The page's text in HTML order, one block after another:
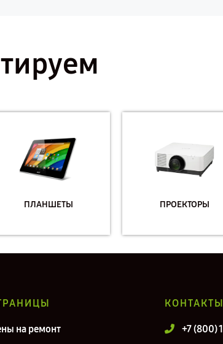
ПЛАНШЕТЫ ПРОЕКТОРЫ
на ремонт
КОНТАКТЫ
+7 (800)